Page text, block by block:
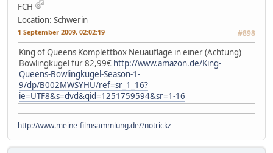
FCH
Location: Schwerin
1 September 2009, 02:02:19 #898
King of Queens Komplettbox Neuauflage in einer (Achtung)
Bowlingkugel für 82,99€ http://www.amazon.de/King-
Queens-Bowlingkugel-Season-1-
9/dp/B002MWSYHU/ref=sr_1_16?
ie=UTF8&s=dvd&qid=1251759594&sr=1-16
http://www.meine-filmsammlung.de/?notrickz